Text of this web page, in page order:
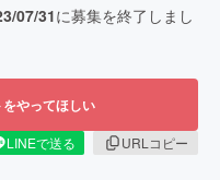
07/31に募集を終了しまし
やってほしい
LINEで送る
URLコピー